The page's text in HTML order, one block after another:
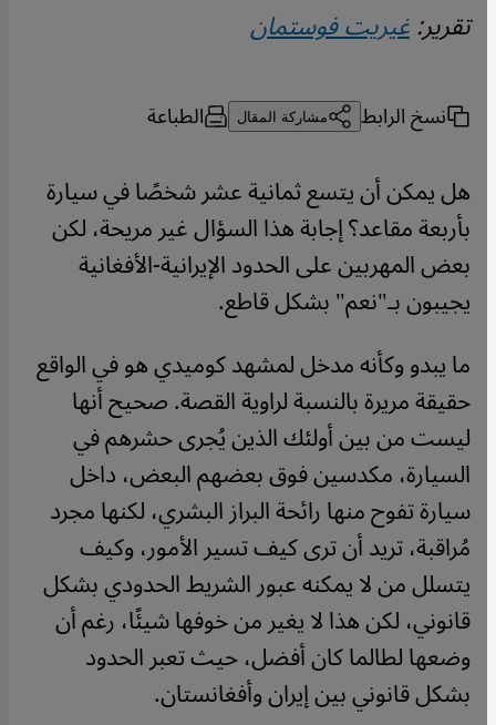
تقرير:غيريت فوستمان
نسخ الرابط مشاركة المقال الطباعة
هل يمكن أن يتسع ثمانية عشر شخصًا في سيارة
بأربعة مقاعد؟ إجابة هذا السؤال غير مريحة، لكن
بعض المهربين على الحدود الإيرانية-الأفغانية
يجيبون بـ"نعم" بشكل قاطع.
ما يبدو وكأنه مدخل لمشهد كوميدي هو في الواقع
حقيقة مريرة بالنسبة لراوية القصة. صحيح أنها
ليست من بين أولئك الذين يُجرى حشرهم في
السيارة، مكدسين فوق بعضهم البعض، داخل
سيارة تفوح منها رائحة البراز البشري، لكنها مجرد
مُراقبة، تريد أن ترى كيف تسير الأمور، وكيف
يتسلل من لا يمكنه عبور الشريط الحدودي بشكل
قانوني، لكن هذا لا يغير من خوفها شيئًا، رغم أن
وضعها لطالما كان أفضل، حيث تعبر الحدود
بشكل قانوني بين إيران وأفغانستان.